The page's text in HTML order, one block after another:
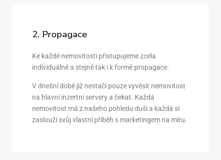
2. Propagace
Ke každé nemovitosti přistupujeme zcela
individuálně a stejně tak i k formě propagace.
V dnešní době již nestačí pouze vyvěsit nemovitost
na hlavní inzertní servery a čekat. Každá
nemovitost má z našeho pohledu duši a každá si
zaslouží svůj vlastní příběh s marketingem na míru.